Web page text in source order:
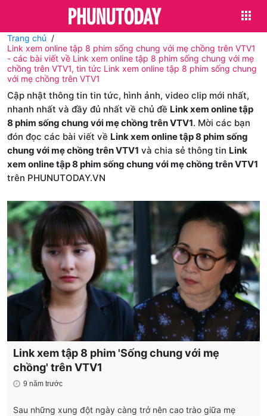
Trang chủ
Link xem online tập 8 phim sống chung với mẹ chồng trên VTV1
- các bài viết về Link xem online tập 8 phim sống chung với mẹ
chồng trên VTV1, tin tức Link xem online tập 8 phim sống chung
với mẹ chồng trên VTV1
Cập nhật thông tin tin tức, hình ảnh, video clip mới nhất,
nhanh nhất và đầy đủ nhất về chủ đề Link xem online tập
8 phim sống chung với mẹ chồng trên VTV1. Mời các bạn
đón đọc các bài viết về Link xem online tập 8 phim sống
chung với mẹ chồng trên VTV1 và chia sẻ thông tin Link
xem online tập 8 phim sống chung với mẹ chồng trên VTV1
trên PHUNUTODAY.VN
Link xem tập 8 phim 'Sống chung với mẹ
chồng' trên VTV1
9 năm trước
Sau những xung đột ngày càng trở nên cao trào giữa mẹ